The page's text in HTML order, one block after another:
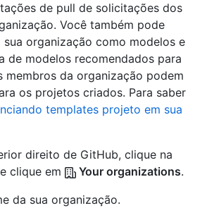
de pull de solicitações dos
Você também pode
organização como modelos e
de modelos recomendados para
membros da organização podem
os projetos criados. Para saber
templates projeto em sua
direito de GitHub, clique na
clique em
Your organizations.
da sua organização.